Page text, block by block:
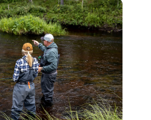
kuin perho vedessä